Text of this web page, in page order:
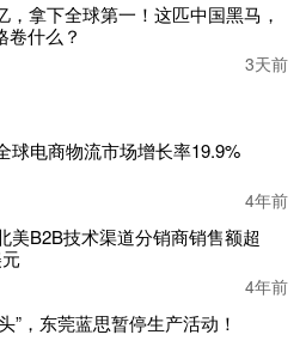
，拿下全球第一！这匹中国黑马，
卷什么？
3天前
球电商物流市场增长率19.9%
4年前
美B2B技术渠道分销商销售额超
4年前
”，东莞蓝思暂停生产活动！